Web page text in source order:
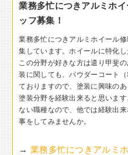
業務多忙につきアルミホ
ッフ募集！
業務多忙につきアルミホイール
集しています。ホイールに特化し
この分野が好きな方は遣り甲斐
装に関しても、パウダーコート
ておりますので、塗装に興味の
塗装分野を経験出来ると思いま
ない職種なので、他では経験出
事をしてみませんか。
→ 業務多忙につきアルミ